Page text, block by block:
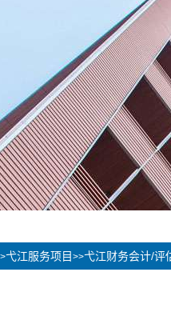
弋江服务项目 >>弋江财务会计/评